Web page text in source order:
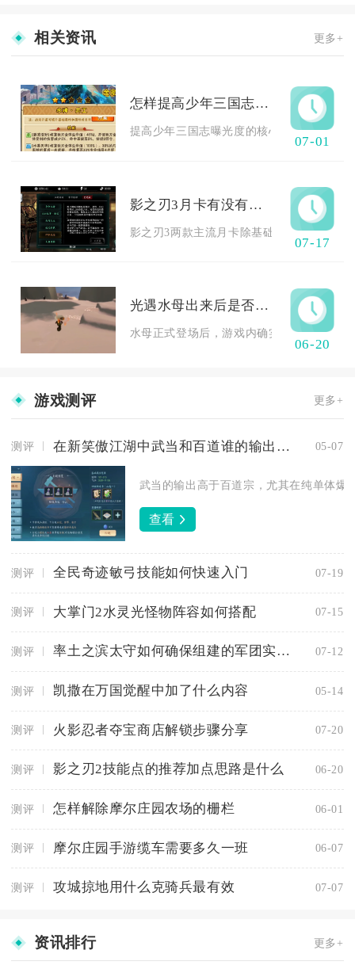
相关资讯 更多+
怎样提高少年三国志的曝光度
提高少年三国志曝光度的核心，在于把游
07-01
影之刃3月卡有没有其他附加权益
影之刃3两款主流月卡除基础每日元宝发放
07-17
光遇水母出来后是否会有更多的谜题等待解答
水母正式登场后，游戏内确实会解锁大量
06-20
游戏测评 更多+
测评 在新笑傲江湖中武当和百道谁的输出更高 05-07
武当的输出高于百道宗，尤其在纯单体爆
查看
测评 全民奇迹敏弓技能如何快速入门 07-19
测评 大掌门2水灵光怪物阵容如何搭配 07-15
测评 率土之滨太守如何确保组建的军团实力强大 07-12
测评 凯撒在万国觉醒中加了什么内容 05-14
测评 火影忍者夺宝商店解锁步骤分享 07-20
测评 影之刃2技能点的推荐加点思路是什么 06-20
测评 怎样解除摩尔庄园农场的栅栏 06-01
测评 摩尔庄园手游缆车需要多久一班 06-07
测评 攻城掠地用什么克骑兵最有效 07-07
资讯排行 更多+